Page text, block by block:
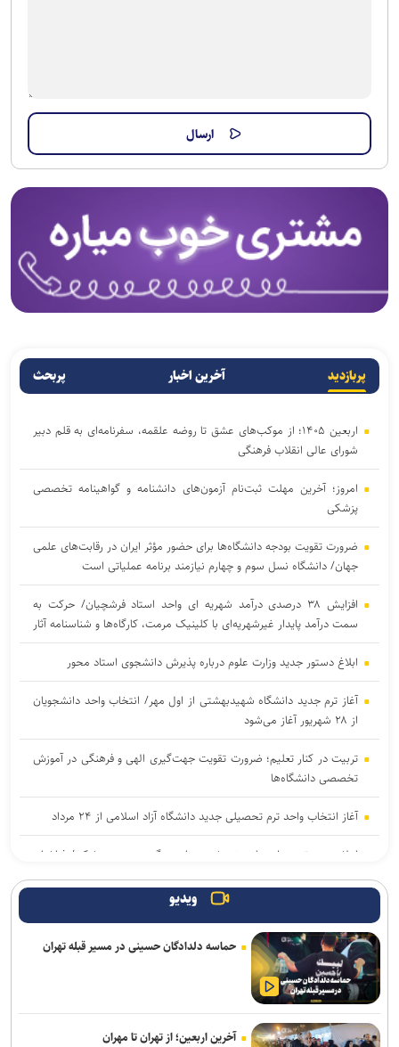
پربازدید آخرین اخبار پربحث
اربعین ۱۴۰۵؛ از موکب‌های عشق تا روضه علقمه، سفرنامه‌ای به قلم دبیر
شورای عالی انقلاب فرهنگی
امروز؛ آخرین مهلت ثبت‌نام آزمون‌های دانشنامه و گواهینامه تخصصی
پزشکی
ضرورت تقویت بودجه دانشگاه‌ها برای حضور مؤثر ایران در رقابت‌های علمی
جهان/ دانشگاه نسل سوم و چهارم نیازمند برنامه عملیاتی است
افزایش ۳۸ درصدی درآمد شهریه ای واحد استاد فرشچیان/ حرکت به
سمت درآمد پایدار غیرشهریه‌ای با کلینیک مرمت، کارگاه‌ها و شناسنامه آثار
ابلاغ دستور جدید وزارت علوم درباره پذیرش دانشجوی استاد محور
آغاز ترم جدید دانشگاه شهیدبهشتی از اول مهر/ انتخاب واحد دانشجویان
از ۲۸ شهریور آغاز می‌شود
تربیت در کنار تعلیم؛ ضرورت تقویت جهت‌گیری الهی و فرهنگی در آموزش
تخصصی دانشگاه‌ها
آغاز انتخاب واحد ترم تحصیلی جدید دانشگاه آزاد اسلامی از ۲۴ مرداد
اعلام جدیدترین طرح‌های پژوهشی دوران جنگ در حوزه پزشکی/ فراخوان
رشته‌های جدید جایگزین رشته‌های کم‌متقاضی می‌شوند
بیانیه بسیج اساتید جهاددانشگاهی به مناسبت سالروز تأسیس
جهاددانشگاهی
جهاد دانشگاهی برای پاسخ به نیاز‌های کشور نیازمند تحول بنیادین است
ویدیو
حماسه دلدادگان حسینی در مسیر قبله تهران
آخرین اربعین؛ از تهران تا مهران